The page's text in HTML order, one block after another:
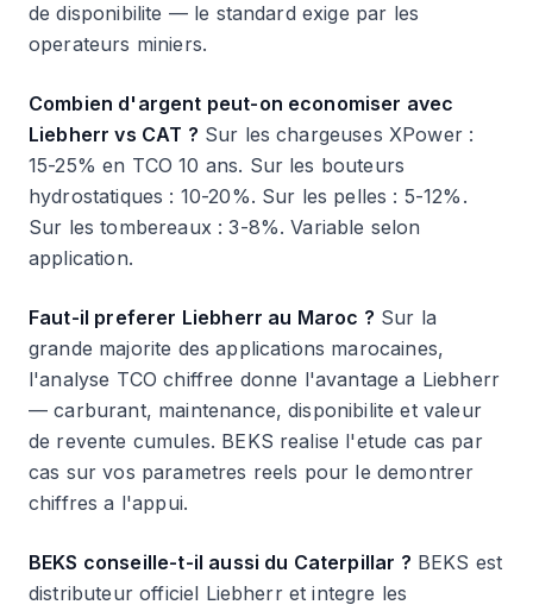
de disponibilite — le standard exige par les
operateurs miniers.
Combien d'argent peut-on economiser avec
Liebherr vs CAT ? Sur les chargeuses XPower :
15-25% en TCO 10 ans. Sur les bouteurs
hydrostatiques : 10-20%. Sur les pelles : 5-12%.
Sur les tombereaux : 3-8%. Variable selon
application.
Faut-il preferer Liebherr au Maroc ? Sur la
grande majorite des applications marocaines,
l'analyse TCO chiffree donne l'avantage a Liebherr
— carburant, maintenance, disponibilite et valeur
de revente cumules. BEKS realise l'etude cas par
cas sur vos parametres reels pour le demontrer
chiffres a l'appui.
BEKS conseille-t-il aussi du Caterpillar ? BEKS est
distributeur officiel Liebherr et integre les